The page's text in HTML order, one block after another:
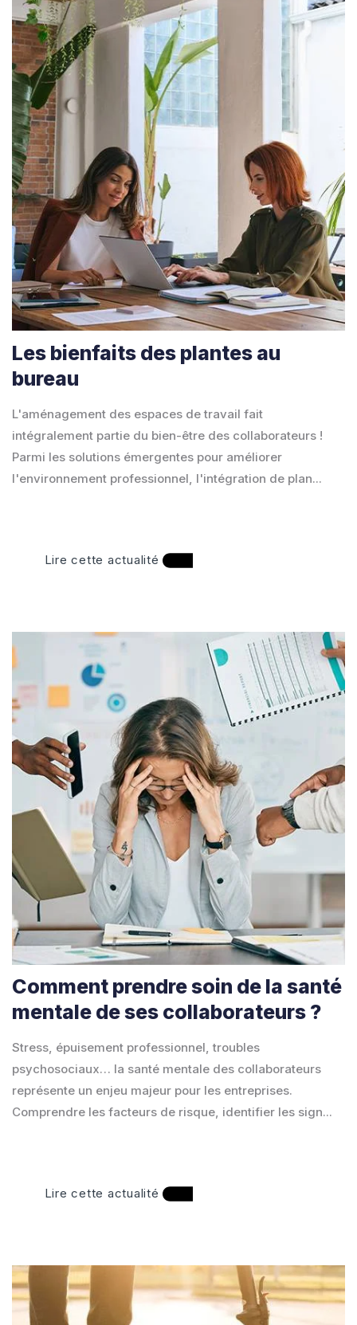
Les bienfaits des plantes au
bureau
L'aménagement des espaces de travail fait
intégralement partie du bien-être des collaborateurs !
Parmi les solutions émergentes pour améliorer
l'environnement professionnel, l'intégration de plan...
Lire cette actualité
Comment prendre soin de la santé
mentale de ses collaborateurs ?
Stress, épuisement professionnel, troubles
psychosociaux… la santé mentale des collaborateurs
représente un enjeu majeur pour les entreprises.
Comprendre les facteurs de risque, identifier les sign...
Lire cette actualité